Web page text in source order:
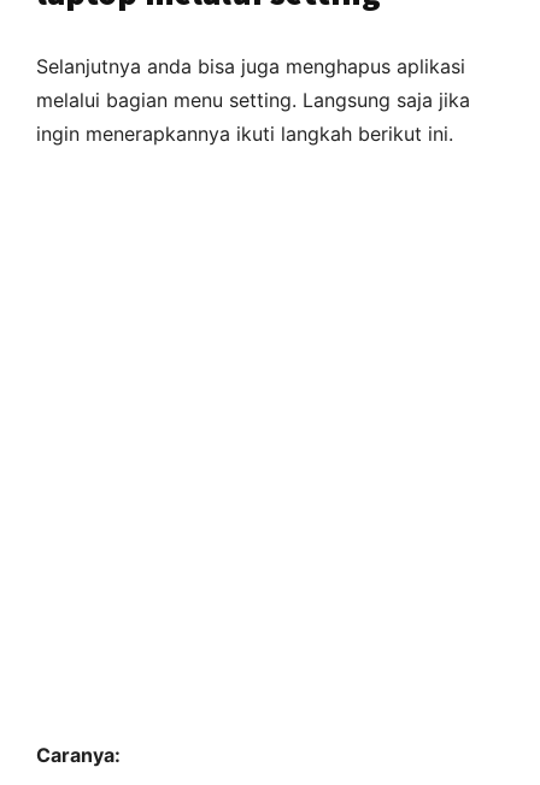
Selanjutnya anda bisa juga menghapus aplikasi
melalui bagian menu setting. Langsung saja jika
ingin menerapkannya ikuti langkah berikut ini.
Caranya: